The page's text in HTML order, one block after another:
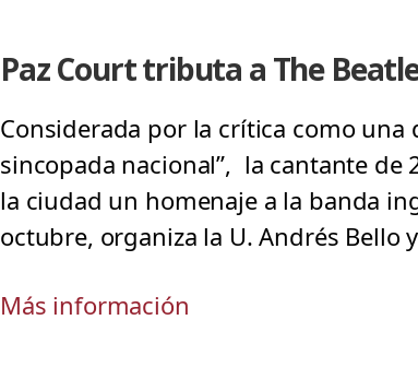
Paz Court tributa a The
Considerada por la crítica como una
sincopada nacional”, la cantante de
la ciudad un homenaje a la banda
octubre, organiza la U. Andrés Bello
Más información